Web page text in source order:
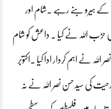
کے ہیرو بنے رہے ۔شام اور
حزب اللہ نے کیا ۔ داعش کو شام
نے اہم کردار ادا کیا ۔اکتوبر
کی سید حسن نصر اللہ نے نہ